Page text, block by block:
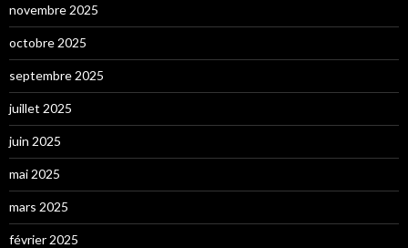
novembre 2025
octobre 2025
septembre 2025
juillet 2025
juin 2025
mai 2025
mars 2025
février 2025